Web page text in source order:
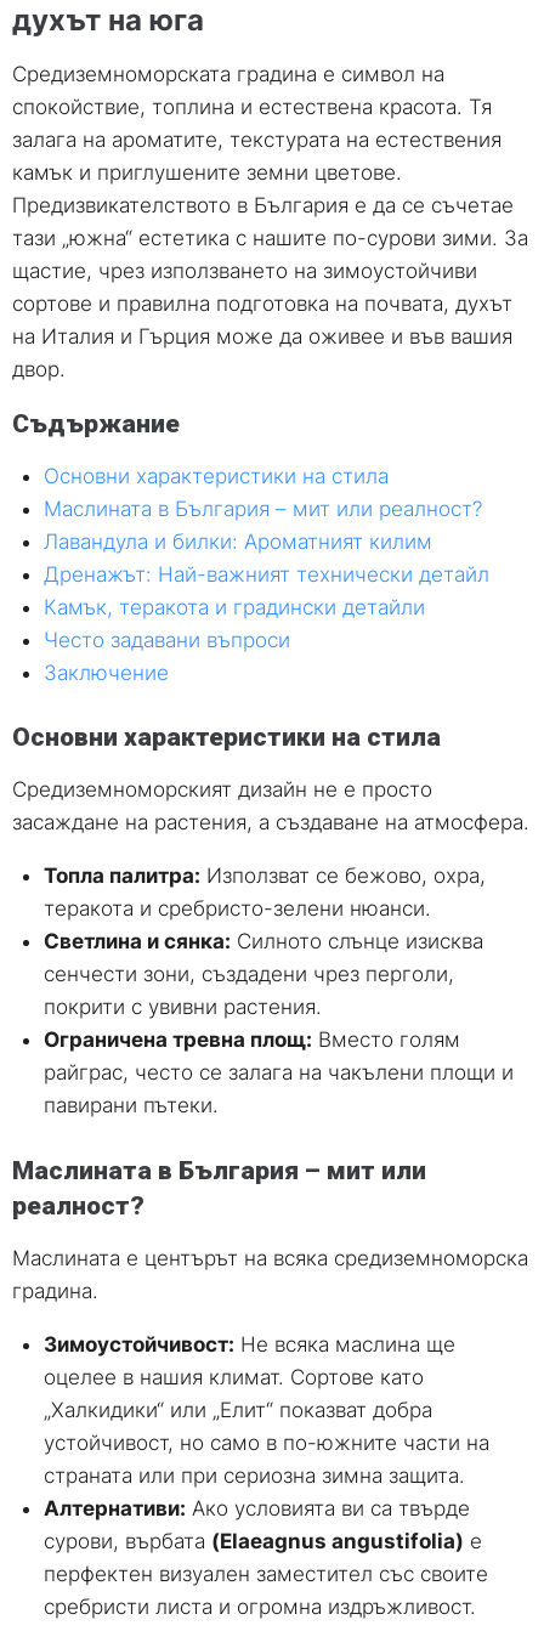
духът на юга
Средиземноморската градина е символ на
спокойствие, топлина и естествена красота. Тя
залага на ароматите, текстурата на естествения
камък и приглушените земни цветове.
Предизвикателството в България е да се съчетае
тази „южна“ естетика с нашите по-сурови зими. За
щастие, чрез използването на зимоустойчиви
сортове и правилна подготовка на почвата, духът
на Италия и Гърция може да оживее и във вашия
двор.
Съдържание
Основни характеристики на стила
Маслината в България – мит или реалност?
Лавандула и билки: Ароматният килим
Дренажът: Най-важният технически детайл
Камък, теракота и градински детайли
Често задавани въпроси
Заключение
Основни характеристики на стила
Средиземноморският дизайн не е просто
засаждане на растения, а създаване на атмосфера.
Топла палитра: Използват се бежово, охра,
теракота и сребристо-зелени нюанси.
Светлина и сянка: Силното слънце изисква
сенчести зони, създадени чрез перголи,
покрити с увивни растения.
Ограничена тревна площ: Вместо голям
райграс, често се залага на чакълени площи и
павирани пътеки.
Маслината в България – мит или
реалност?
Маслината е центърът на всяка средиземноморска
градина.
Зимоустойчивост: Не всяка маслина ще
оцелее в нашия климат. Сортове като
„Халкидики“ или „Елит“ показват добра
устойчивост, но само в по-южните части на
страната или при сериозна зимна защита.
Алтернативи: Ако условията ви са твърде
сурови, върбата (Elaeagnus angustifolia) е
перфектен визуален заместител със своите
сребристи листа и огромна издръжливост.